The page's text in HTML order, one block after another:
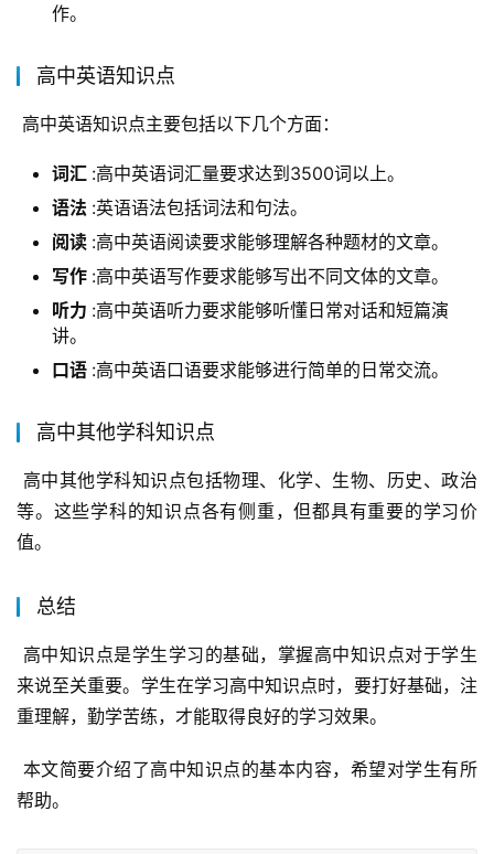
作。
高中英语知识点
高中英语知识点主要包括以下几个方面：
词汇 :高中英语词汇量要求达到3500词以上。
语法 :英语语法包括词法和句法。
阅读 :高中英语阅读要求能够理解各种题材的文章。
写作 :高中英语写作要求能够写出不同文体的文章。
听力 :高中英语听力要求能够听懂日常对话和短篇演
讲。
口语 :高中英语口语要求能够进行简单的日常交流。
高中其他学科知识点
等。这些学科的知识点各有侧重，但都具有重要的学习价
值。
总结
来说至关重要。学生在学习高中知识点时，要打好基础，注
重理解，勤学苦练，才能取得良好的学习效果。
帮助。